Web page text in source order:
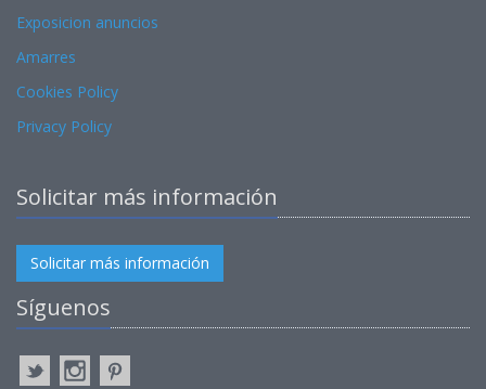
Exposicion anuncios
Amarres
Cookies Policy
Privacy Policy
Solicitar más información
Solicitar más información
Síguenos